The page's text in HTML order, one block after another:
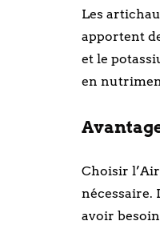
Les
apportent
et le
en
Choisir
nécessaire.
avoir